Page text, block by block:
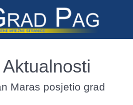
Maras posjetio grad